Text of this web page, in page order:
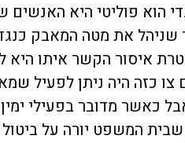
הוא פוליטי היא
את מטה המאבק
איסור הקשר איתו
צו כזה היה ניתן לפעיל
כאשר מדובר בפעילי
שבית המשפט יורה על ביטול